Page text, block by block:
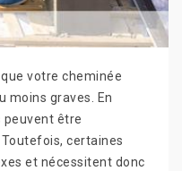
votre cheminée
moins graves. En
peuvent être
certaines
et nécessitent donc